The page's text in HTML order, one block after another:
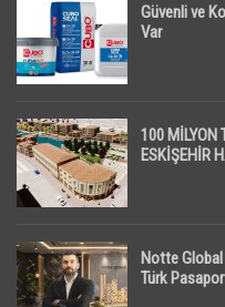
Güvenli ve
Var
100 MİLYON
ESKİŞEHİR
Notte
Türk